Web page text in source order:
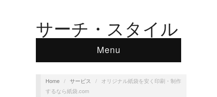
サーチ・スタイル
Menu
Home / サービス /
オリジナル紙袋を安く印刷・制作
するなら紙袋.com